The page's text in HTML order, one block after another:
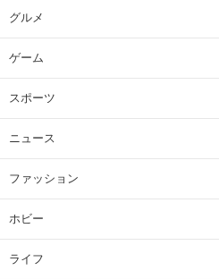
グルメ
ゲーム
スポーツ
ニュース
ファッション
ホビー
ライフ